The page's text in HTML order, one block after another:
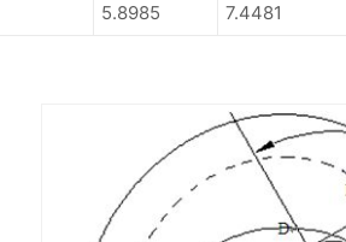
5.8985 7.4481